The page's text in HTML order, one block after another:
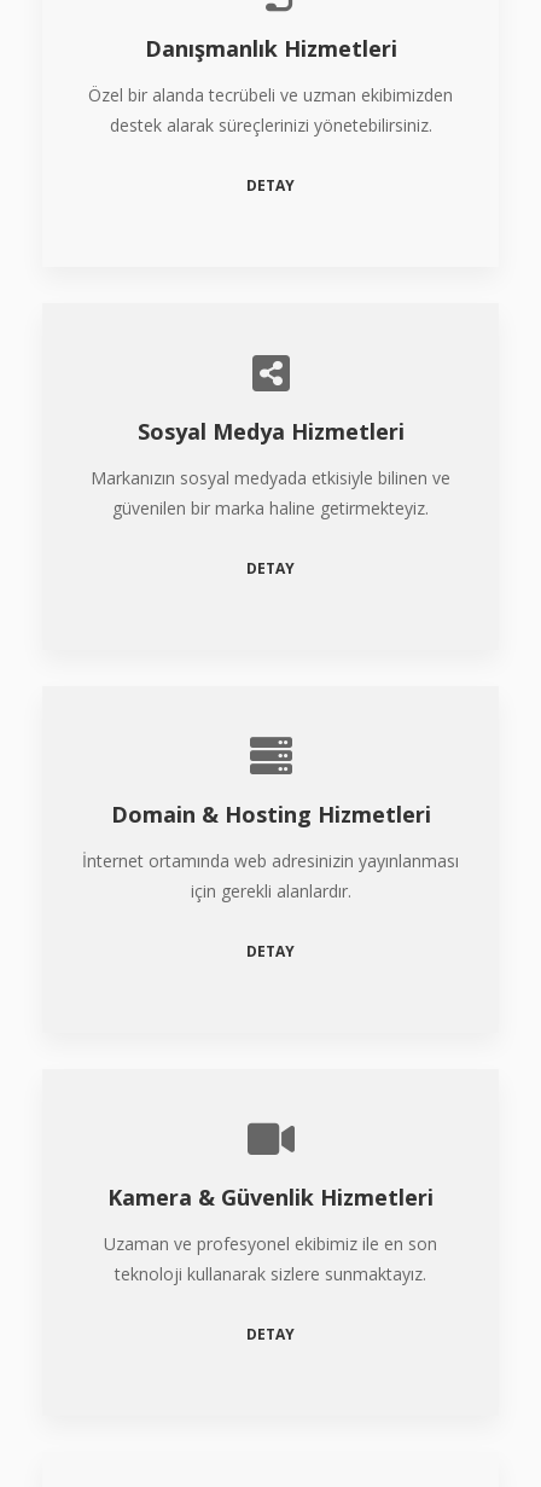
Danışmanlık Hizmetleri
Özel bir alanda tecrübeli ve uzman ekibimizden
destek alarak süreçlerinizi yönetebilirsiniz.
DETAY
Sosyal Medya Hizmetleri
Markanızın sosyal medyada etkisiyle bilinen ve
güvenilen bir marka haline getirmekteyiz.
DETAY
Domain & Hosting Hizmetleri
İnternet ortamında web adresinizin yayınlanması
için gerekli alanlardır.
DETAY
Kamera & Güvenlik Hizmetleri
Uzaman ve profesyonel ekibimiz ile en son
teknoloji kullanarak sizlere sunmaktayız.
DETAY